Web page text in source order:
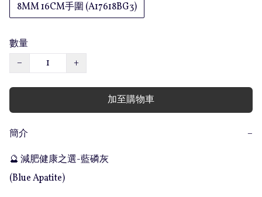
8MM 16CM手圍 (A17618BG3)
數量
−
+
加至購物車
簡介
−
🔮 減肥健康之選-藍磷灰
(Blue Apatite)